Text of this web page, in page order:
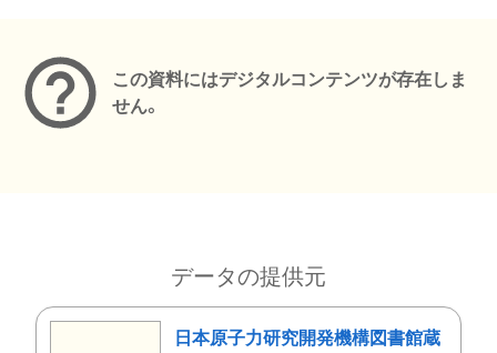
この資料にはデジタルコンテンツが存在しま
せん。
データの提供元
日本原子力研究開発機構図書館蔵